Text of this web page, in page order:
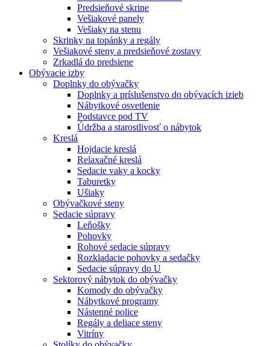
Predsieňové skrine
Vešiakové panely
Vešiaky na stenu
Skrinky na topánky a regály
Vešiakové steny a predsieňové zostavy
Zrkadlá do predsiene
Obývacie izby
Doplnky do obývačky
Doplnky a príslušenstvo do obývacích izieb
Nábytkové osvetlenie
Podstavce pod TV
Údržba a starostlivosť o nábytok
Kreslá
Hojdacie kreslá
Relaxačné kreslá
Sedacie vaky a kocky
Taburetky
Ušiaky
Obývačkové steny
Sedacie súpravy
Leňošky
Pohovky
Rohové sedacie súpravy
Rozkladacie pohovky a sedačky
Sedacie súpravy do U
Sektorový nábytok do obývačky
Komody do obývačky
Nábytkové programy
Nástenné police
Regály a deliace steny
Vitríny